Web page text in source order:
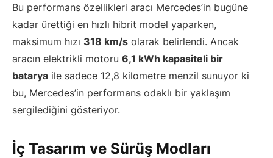
Bu performans özellikleri aracı Mercedes’in bugüne
kadar ürettiği en hızlı hibrit model yaparken,
maksimum hızı 318 km/s olarak belirlendi. Ancak
aracın elektrikli motoru 6,1 kWh kapasiteli bir
batarya ile sadece 12,8 kilometre menzil sunuyor ki
bu, Mercedes’in performans odaklı bir yaklaşım
sergilediğini gösteriyor.
İç Tasarım ve Sürüş Modları